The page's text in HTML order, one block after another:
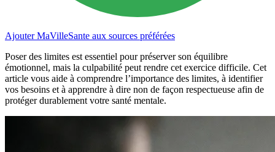
Ajouter MaVilleSante aux sources préférées
Poser des limites est essentiel pour préserver son équilibre
émotionnel, mais la culpabilité peut rendre cet exercice difficile. Cet
article vous aide à comprendre l’importance des limites, à identifier
vos besoins et à apprendre à dire non de façon respectueuse afin de
protéger durablement votre santé mentale.